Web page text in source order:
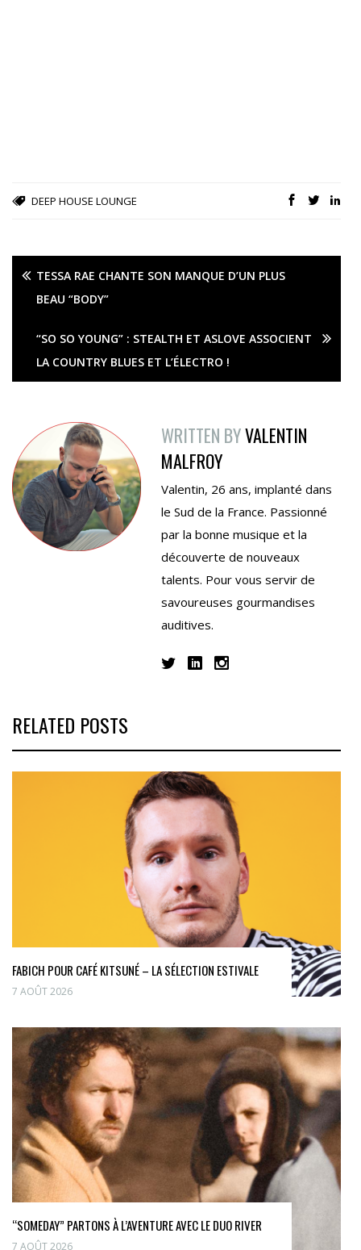
DEEP HOUSE LOUNGE
TESSA RAE CHANTE SON MANQUE D’UN PLUS
BEAU “BODY”
“SO SO YOUNG” : STEALTH ET ASLOVE ASSOCIENT
LA COUNTRY BLUES ET L’ÉLECTRO !
WRITTEN BYVALENTIN
MALFROY
Valentin, 26 ans, implanté dans
le Sud de la France. Passionné
par la bonne musique et la
découverte de nouveaux
talents. Pour vous servir de
savoureuses gourmandises
auditives.
RELATED POSTS
FABICH POUR CAFÉ KITSUNÉ – LA SÉLECTION ESTIVALE
7 AOÛT 2026
“SOMEDAY” PARTONS À L’AVENTURE AVEC LE DUO RIVER
7 AOÛT 2026